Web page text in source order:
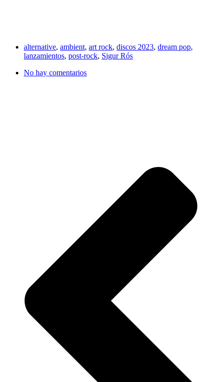
alternative, ambient, art rock, discos 2023, dream pop,
lanzamientos, post-rock, Sigur Rós
No hay comentarios